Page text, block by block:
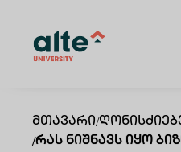
Მთავარი/
/Რას Ნიშნავს Იყო